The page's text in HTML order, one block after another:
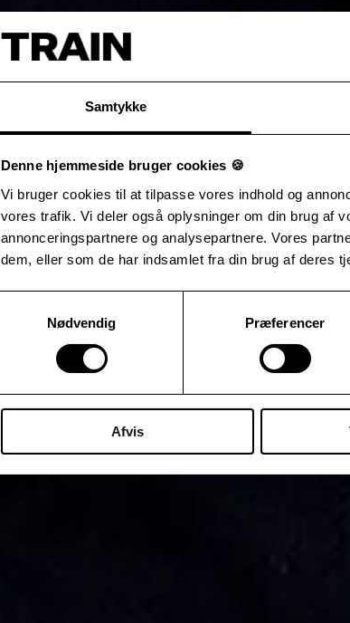
Samtykke
Denne hjemmeside bruger cookies 🍪
Vi bruger cookies til at tilpasse vores indhold og
vores trafik. Vi deler også oplysninger om din brug af
annonceringspartnere og analysepartnere. Vores
dem, eller som de har indsamlet fra din brug af deres
Nødvendig
Præferencer
Afvis